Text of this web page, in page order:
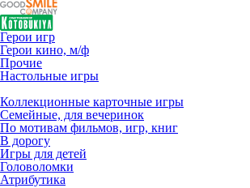
Герои игр
Герои кино, м/ф
Прочие
Настольные игры
Коллекционные карточные игры
Семейные, для вечеринок
По мотивам фильмов, игр, книг
В дорогу
Игры для детей
Головоломки
Атрибутика